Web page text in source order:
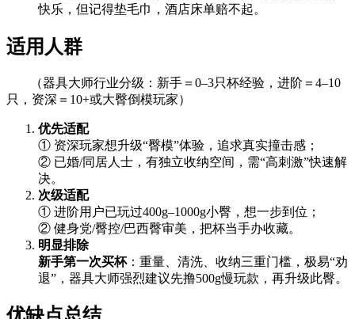
快乐，但记得垫毛巾，酒店床单赔不起。
适用人群
（器具大师行业分级：新手＝0–3只杯经验，进阶＝4–10
只，资深＝10+或大臀倒模玩家）
优先适配
① 资深玩家想升级“臀模”体验，追求真实撞击感；
② 已婚/同居人士，有独立收纳空间，需“高刺激”快速解
决。
次级适配
① 进阶用户已玩过400g–1000g小臀，想一步到位；
② 健身党/臀控/巴西臀审美，把杯当手办收藏。
明显排除
新手第一次买杯：重量、清洗、收纳三重门槛，极易“劝
退”，器具大师强烈建议先撸500g慢玩款，再升级此臀。